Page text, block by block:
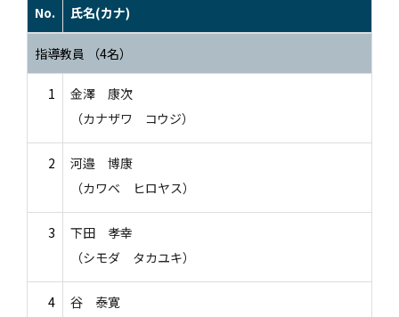
No. 氏名(カナ)
指導教員 （4名）
1
金澤 康次
（カナザワ コウジ）
2
河邉 博康
（カワベ ヒロヤス）
3
下田 孝幸
（シモダ タカユキ）
4
谷 泰寛